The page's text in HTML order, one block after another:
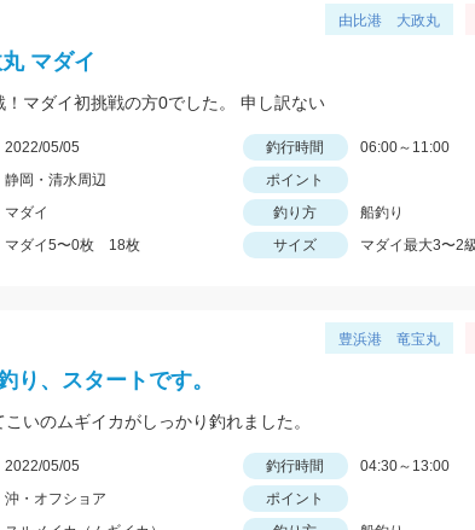
ペ
由比港 大政丸
マダイ
！マダイ初挑戦の方0でした。 申し訳ない
2022/05/05 釣行時間
06:00～11:00
静岡・清水周辺
ポイント
マダイ 釣り方
船釣り
マダイ5〜0枚 18枚 サイズ マダイ最大3〜2
豊浜港 竜宝丸
り、スタートです。
いのムギイカがしっかり釣れました。
2022/05/05 釣行時間
04:30～13:00
沖・オフショア
ポイント